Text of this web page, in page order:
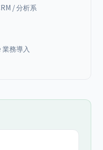
/ 分析系
務導入